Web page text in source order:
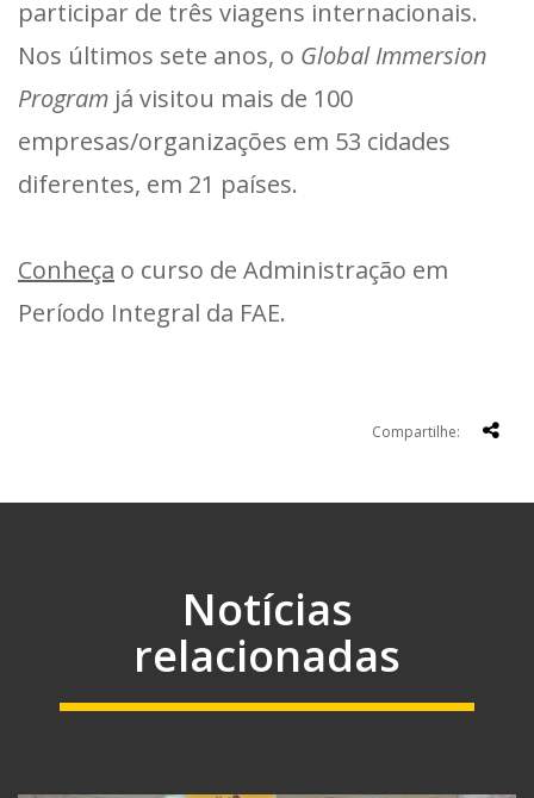
participar de três viagens internacionais.
Nos últimos sete anos, o Global Immersion
Program já visitou mais de 100
empresas/organizações em 53 cidades
diferentes, em 21 países.
Conheça o curso de Administração em
Período Integral da FAE.
Compartilhe:
Notícias
relacionadas